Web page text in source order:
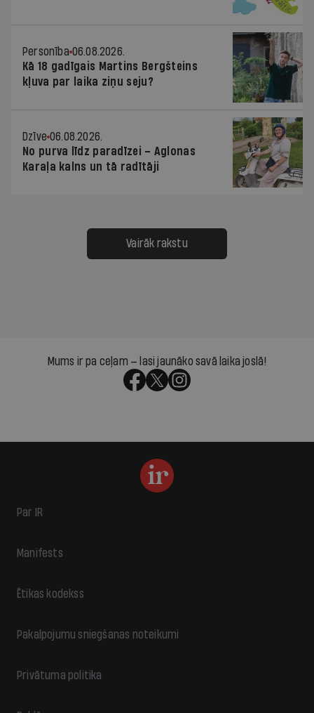
Personība 06.08.2026.
Kā 18 gadīgais Martins Bergšteins
kļuva par laika ziņu seju?
Dzīve 06.08.2026.
No purva līdz paradīzei – Aglonas
Karaļa kalns un tā radītāji
Vairāk rakstu
Mums ir pa ceļam — lasi jaunāko savā laika joslā!
Par IR
Manifests
Ētikas kodekss
Pakalpojumu sniegšanas noteikumi
Privātuma politika